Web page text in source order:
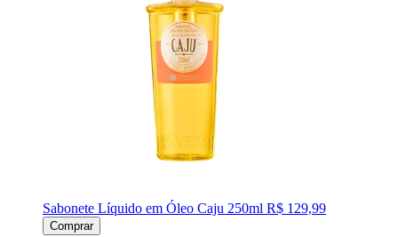
Sabonete Líquido em Óleo Caju 250ml R$ 129,99
Comprar